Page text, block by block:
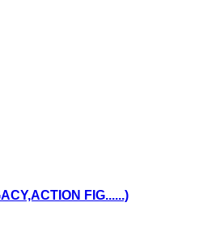
FIG......)